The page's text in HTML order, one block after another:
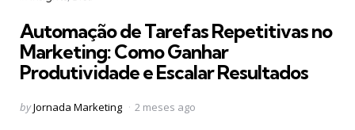
Automação de Tarefas Repetitivas no
Marketing: Como Ganhar
Produtividade e Escalar Resultados
Posted
byJornada Marketing 2 meses ago